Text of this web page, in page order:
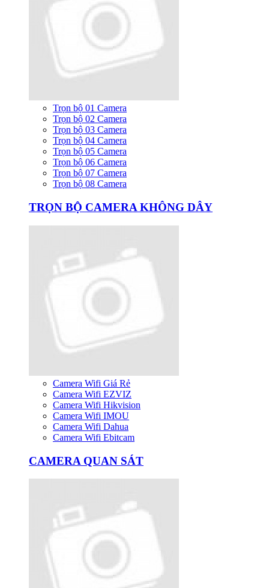
Trọn bộ 01 Camera
Trọn bộ 02 Camera
Trọn bộ 03 Camera
Trọn bộ 04 Camera
Trọn bộ 05 Camera
Trọn bộ 06 Camera
Trọn bộ 07 Camera
Trọn bộ 08 Camera
TRỌN BỘ CAMERA KHÔNG DÂY
Camera Wifi Giá Rẻ
Camera Wifi EZVIZ
Camera Wifi Hikvision
Camera Wifi IMOU
Camera Wifi Dahua
Camera Wifi Ebitcam
CAMERA QUAN SÁT